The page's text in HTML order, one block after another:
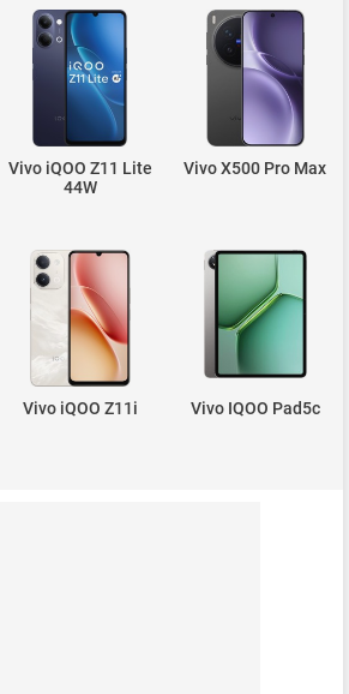
Vivo iQOO Z11 Lite
44W
Vivo X500 Pro Max
Vivo iQOO Z11i Vivo IQOO Pad5c